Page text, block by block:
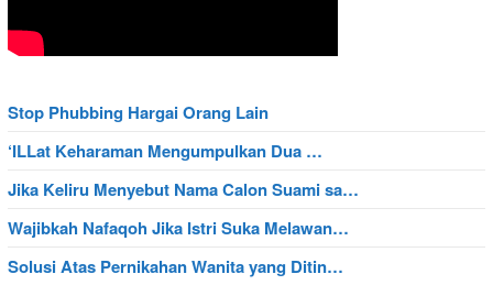
Stop Phubbing Hargai Orang Lain
‘ILLat Keharaman Mengumpulkan Dua …
Jika Keliru Menyebut Nama Calon Suami sa…
Wajibkah Nafaqoh Jika Istri Suka Melawan…
Solusi Atas Pernikahan Wanita yang Ditin…